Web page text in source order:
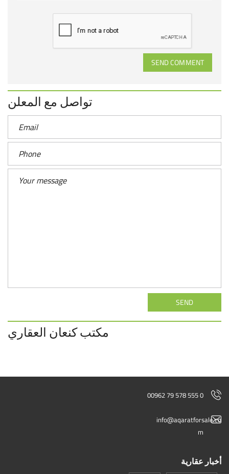
SEND COMMENT
تواصل مع المعلن
SEND
مكتب كنعان العقاري
00962 79 578 555 0
info@aqaratforsale.co
m
أخبار عقارية